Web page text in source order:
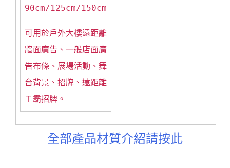
90cm/125cm/150cm
可用於戶外大樓遠距離
牆面廣告、一般店面廣
告布條、展場活動、舞
台背景、招牌、遠距離
Ｔ霸招牌。
全部產品材質介紹請按此